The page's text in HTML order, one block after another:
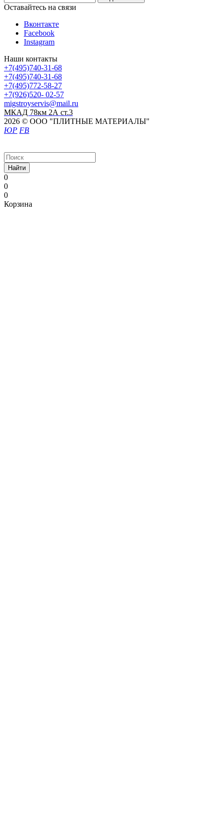
Оставайтесь на связи
Вконтакте
Facebook
Instagram
Наши контакты
+7(495)740-31-68
+7(495)740-31-68
+7(495)772-58-27
+7(926)520- 02-57
migstroyservis@mail.ru
МКАД 78км 2А ст.3
2026 © ООО "ПЛИТНЫЕ МАТЕРИАЛЫ"
ЮР FB
Найти
0
0
0
Корзина